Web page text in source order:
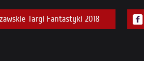
Targi Fantastyki 2018